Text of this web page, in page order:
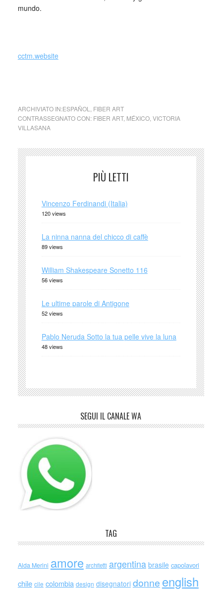
mundo.
cctm.website
ARCHIVIATO IN:ESPAÑOL
FIBER ART
CONTRASSEGNATO CON: FIBER ART, MÉXICO, VICTORIA
VILLASANA
PIÙ LETTI
Vincenzo Ferdinandi (Italia)
120 views
La ninna nanna del chicco di caffè
89 views
William Shakespeare Sonetto 116
56 views
Le ultime parole di Antigone
52 views
Pablo Neruda Sotto la tua pelle vive la luna
48 views
SEGUI IL CANALE WA
TAG
Alda Merini amore architetti argentina brasile capolavori
chile cile colombia design disegnatori donne english